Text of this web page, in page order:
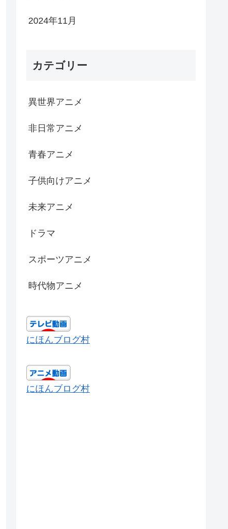
2024年11月
カテゴリー
異世界アニメ
非日常アニメ
青春アニメ
子供向けアニメ
未来アニメ
ドラマ
スポーツアニメ
時代物アニメ
にほんブログ村
にほんブログ村